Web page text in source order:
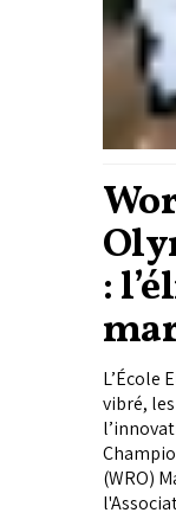
:
L’École
vibré,
(WRO)